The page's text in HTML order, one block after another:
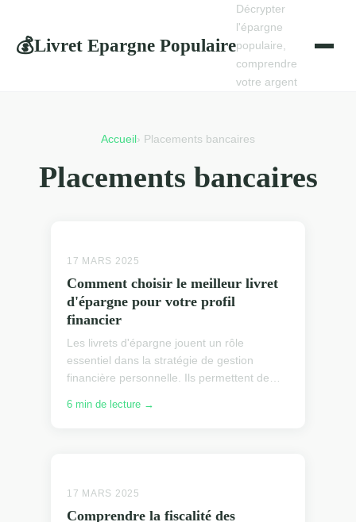
💰Livret Epargne Populaire
Décrypter
l'épargne
populaire,
comprendre
votre argent
Accueil › Placements bancaires
Placements bancaires
17 MARS 2025
Comment choisir le meilleur livret
d'épargne pour votre profil
financier
Les livrets d'épargne jouent un rôle
essentiel dans la stratégie de gestion
financière personnelle. Ils permettent de
6 min de lecture →
17 MARS 2025
Comprendre la fiscalité des